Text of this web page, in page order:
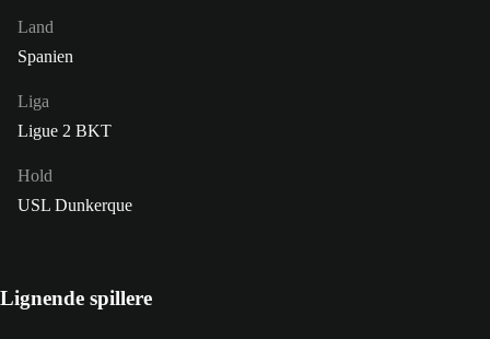
Land
Spanien
Liga
Ligue 2 BKT
Hold
USL Dunkerque
Lignende spillere